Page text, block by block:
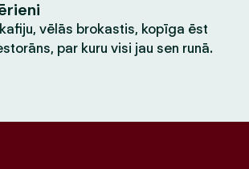
vēlās brokastis, kopīga ēst
par kuru visi jau sen runā.